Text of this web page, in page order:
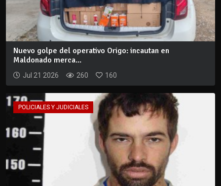
Nuevo golpe del operativo Origo: incautan en
Maldonado merca...
Jul 21 2026 260 160
POLICIALES Y JUDICIALES